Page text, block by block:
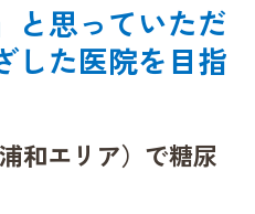
と思っていただ
した医院を目指
和エリア）で糖尿